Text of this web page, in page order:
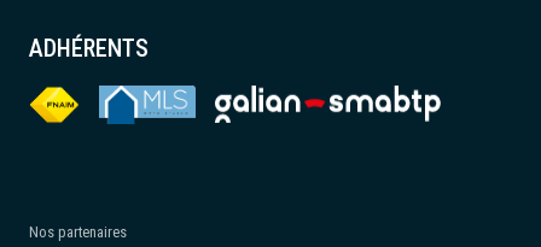
ADHÉRENTS
Nos partenaires